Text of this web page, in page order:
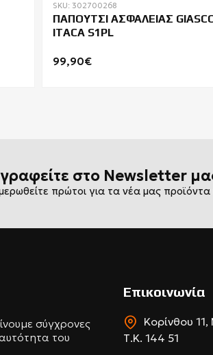
SKU: 302700268
ΠΑΠΟΥΤΣΙ ΑΣΦΑΛΕΙΑΣ
ITACA S1PL
99,90€
στο Newsletter
πρώτοι για τα νέα μας
σύγχρονες
του
Επικοινωνία
Κορίνθου
Τ.Κ. 144 51